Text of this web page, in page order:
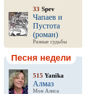
33 Spev
Чапаев и
Пустота
(роман)
Разные судьбы
Песня недели
515 Yanika
Алмаз
Мон Алиса